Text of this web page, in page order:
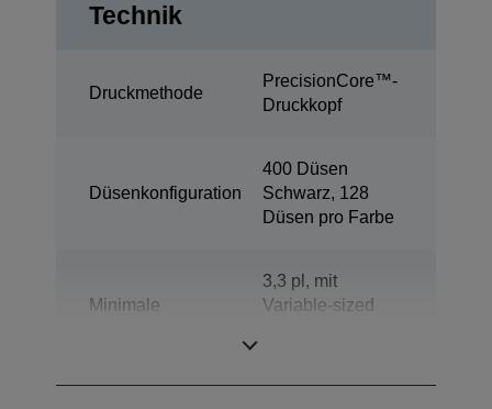
Technik
Druckmethode
PrecisionCore™-
Druckkopf
Düsenkonfiguration
400 Düsen
Schwarz, 128
Düsen pro Farbe
Minimale
3,3 pl, mit
Variable-sized